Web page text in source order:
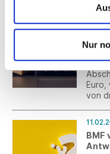
Nur
die
die
Euro,
von
BMF